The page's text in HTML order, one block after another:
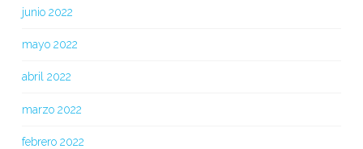
junio 2022
mayo 2022
abril 2022
marzo 2022
febrero 2022